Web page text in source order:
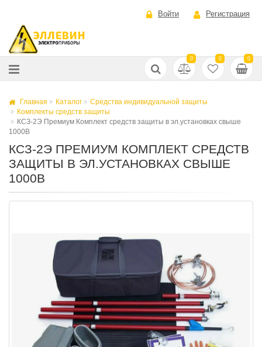
Войти Регистрация
0 0 0
Главная Каталог
Средства индивидуальной защиты
Комплекты средств защиты
КСЗ-2Э Премиум Комплект средств защиты в эл.установках свыше
1000В
КСЗ-2Э ПРЕМИУМ КОМПЛЕКТ СРЕДСТВ
ЗАЩИТЫ В ЭЛ.УСТАНОВКАХ СВЫШЕ
1000В